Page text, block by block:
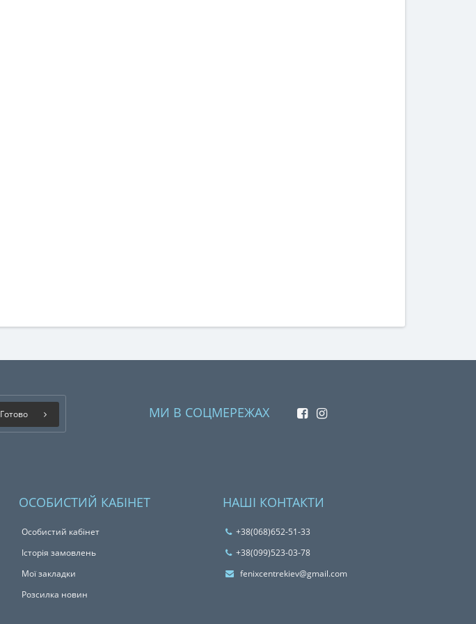
Готово МИ В СОЦМЕРЕЖАХ
ОСОБИСТИЙ КАБІНЕТ
Особистий кабінет
Історія замовлень
Мої закладки
Розсилка новин
НАШІ КОНТАКТИ
+38(068)652-51-33
‎+38(099)523-03-78
fenixcentrekiev@gmail.com